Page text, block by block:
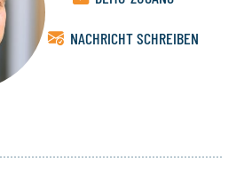
NACHRICHT SCHREIBEN